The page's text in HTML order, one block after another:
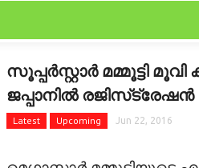
FEATURED
FILM SCAN
സൂപ്പര്‍സ്റ്റാര്‍ മമ്മൂട്ടി
ജപ്പാനില്‍
Latest Upcoming Jun 22, 2016